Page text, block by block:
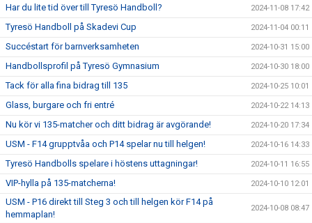
Har du lite tid över till Tyresö Handboll? 2024-11-08 17:42
Tyresö Handboll på Skadevi Cup 2024-11-04 00:11
Succéstart för barnverksamheten 2024-10-31 15:00
Handbollsprofil på Tyresö Gymnasium 2024-10-30 18:00
Tack för alla fina bidrag till 135 2024-10-25 10:01
Glass, burgare och fri entré 2024-10-22 14:13
Nu kör vi 135-matcher och ditt bidrag är avgörande! 2024-10-20 17:34
USM - F14 grupptvåa och P14 spelar nu till helgen! 2024-10-16 14:33
Tyresö Handbolls spelare i höstens uttagningar! 2024-10-11 16:55
VIP-hylla på 135-matcherna! 2024-10-10 12:01
USM - P16 direkt till Steg 3 och till helgen kör F14 på
hemmaplan!
2024-10-08 08:47